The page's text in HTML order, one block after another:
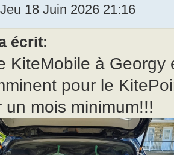
18 Juin 2026 21:16
écrit:
KiteMobile à
pour le
un mois minimum!!!